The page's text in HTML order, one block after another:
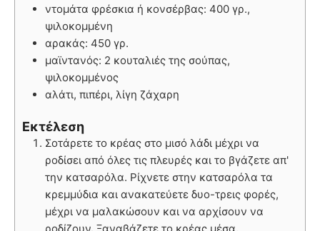
ντομάτα φρέσκια ή κονσέρβας: 400 γρ.,
ψιλοκομμένη
αρακάς: 450 γρ.
μαϊντανός: 2 κουταλιές της σούπας,
ψιλοκομμένος
αλάτι, πιπέρι, λίγη ζάχαρη
Εκτέλεση
Σοτάρετε το κρέας στο μισό λάδι μέχρι να
ροδίσει από όλες τις πλευρές και το βγάζετε απ'
την κατσαρόλα. Ρίχνετε στην κατσαρόλα τα
κρεμμύδια και ανακατεύετε δυο-τρεις φορές,
μέχρι να μαλακώσουν και να αρχίσουν να